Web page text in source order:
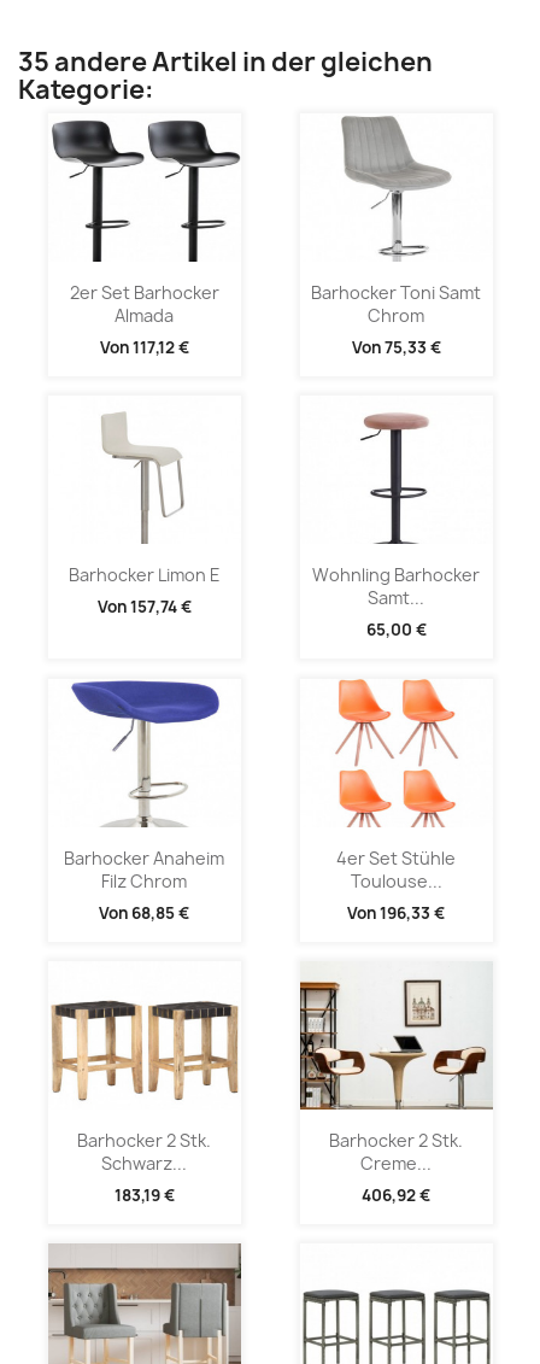
35 andere Artikel in der gleichen
Kategorie:
2er Set Barhocker
Almada
Von117,12 €
Barhocker Toni Samt
Chrom
Von75,33 €
Barhocker Limon E
Von157,74 €
Wohnling Barhocker
Samt...
65,00 €
Barhocker Anaheim
Filz Chrom
Von 68,85 €
4er Set Stühle
Toulouse...
Von196,33 €
Barhocker 2 Stk.
Schwarz...
183,19 €
Barhocker 2 Stk.
Creme...
406,92 €